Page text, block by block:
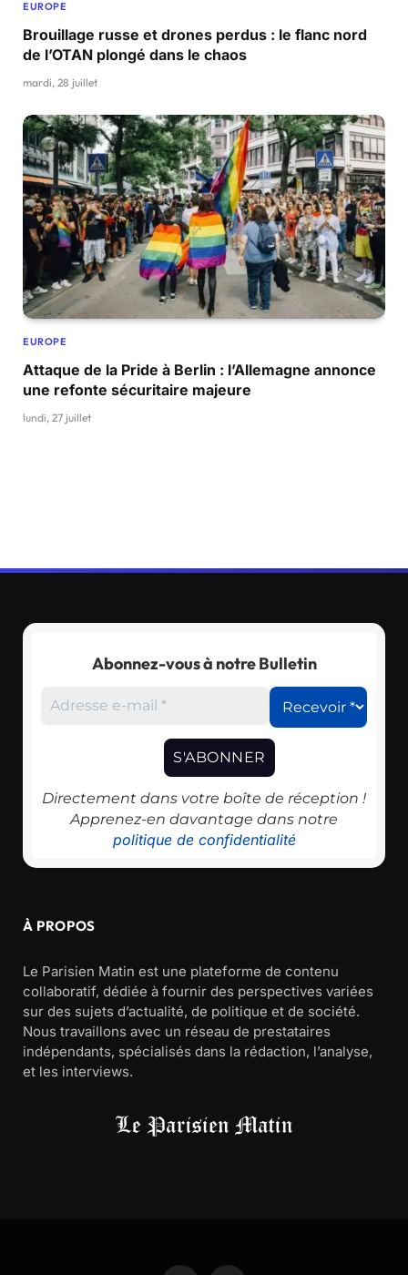
EUROPE
Brouillage russe et drones perdus : le flanc nord
de l’OTAN plongé dans le chaos
mardi, 28 juillet
EUROPE
Attaque de la Pride à Berlin : l’Allemagne annonce
une refonte sécuritaire majeure
lundi, 27 juillet
Abonnez-vous à notre Bulletin
Directement dans votre boîte de réception !
Apprenez-en davantage dans notre
politique de confidentialité
À PROPOS
Le Parisien Matin est une plateforme de contenu
collaboratif, dédiée à fournir des perspectives variées
sur des sujets d’actualité, de politique et de société.
Nous travaillons avec un réseau de prestataires
indépendants, spécialisés dans la rédaction, l’analyse,
et les interviews.